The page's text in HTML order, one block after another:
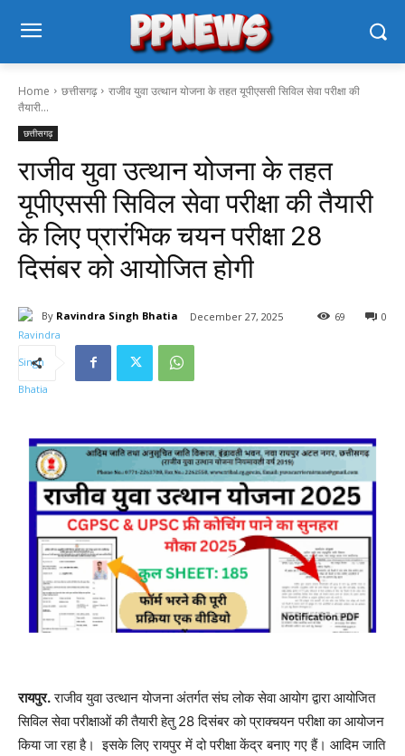
Home छत्तीसगढ़
राजीव युवा उत्थान योजना के तहत यूपीएससी सिविल सेवा परीक्षा की
तैयारी...
छत्तीसगढ़
राजीव युवा उत्थान योजना के तहत
यूपीएससी सिविल सेवा परीक्षा की तैयारी
के लिए प्रारंभिक चयन परीक्षा 28
दिसंबर को आयोजित होगी
By Ravindra Singh Bhatia December 27, 2025 0
69
रायपुर.राजीव युवा उत्थान योजना अंतर्गत संघ लोक सेवा आयोग द्वारा आयोजित
सिविल सेवा परीक्षाओं की तैयारी हेतु 28 दिसंबर को प्राक्चयन परीक्षा का आयोजन
किया जा रहा है। इसके लिए रायपुर में दो परीक्षा केंद्र बनाए गए हैं। आदिम जाति